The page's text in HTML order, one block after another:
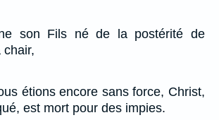
son Fils né de la postérité de
chair,
étions encore sans force, Christ,
est mort pour des impies.